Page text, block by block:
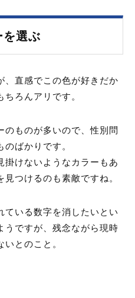
選ぶ
、直感でこの色が好きだか
ろんアリです。
のものが多いので、性別問
ばかりです。
掛けないようなカラーもあ
つけるのも素敵ですね。
ている数字を消したいとい
うですが、残念ながら現時
とのこと。